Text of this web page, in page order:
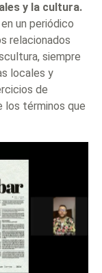
y la cultura.
un periódico
relacionados
siempre
locales y
de
los términos que